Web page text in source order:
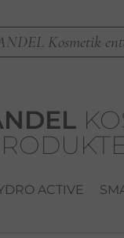
Kosmetik
ACTIVE